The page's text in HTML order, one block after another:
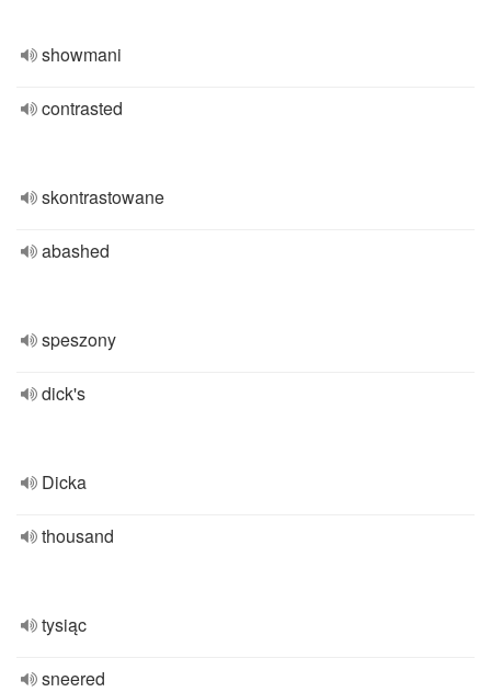
showmani
contrasted
skontrastowane
abashed
speszony
dick's
Dicka
thousand
tysiąc
sneered